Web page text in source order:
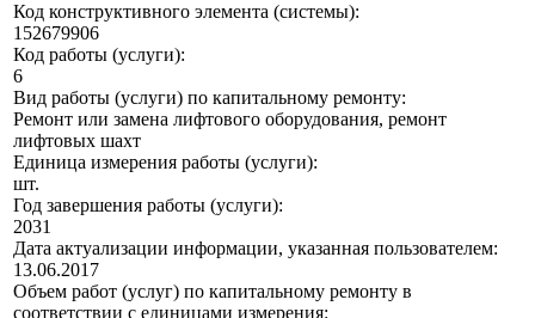
Код конструктивного элемента (системы):
152679906
Код работы (услуги):
6
Вид работы (услуги) по капитальному ремонту:
Ремонт или замена лифтового оборудования, ремонт
лифтовых шахт
Единица измерения работы (услуги):
шт.
Год завершения работы (услуги):
2031
Дата актуализации информации, указанная пользователем:
13.06.2017
Объем работ (услуг) по капитальному ремонту в
соответствии с единицами измерения: